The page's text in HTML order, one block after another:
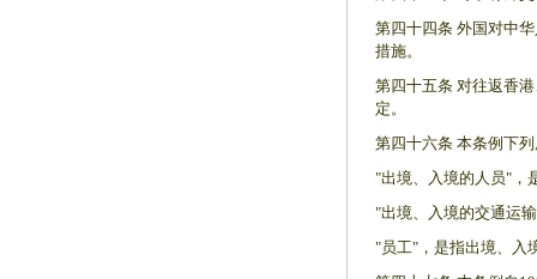
第四十四条 外国对中
措施。
第四十五条 对往返香
定。
第四十六条 本条例下
"出境、入境的人员"，
"出境、入境的交通运
"员工"，是指出境、入